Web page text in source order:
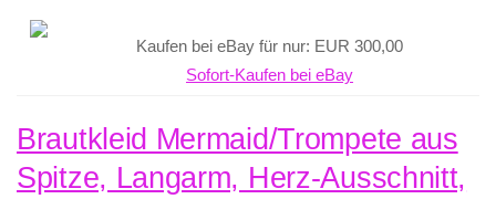
Kaufen bei eBay für nur: EUR 300,00
Sofort-Kaufen bei eBay
Brautkleid Mermaid/Trompete aus
Spitze, Langarm, Herz-Ausschnitt,